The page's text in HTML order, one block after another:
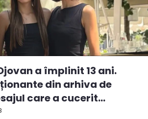
a împlinit 13 ani.
din arhiva de
care a cucerit